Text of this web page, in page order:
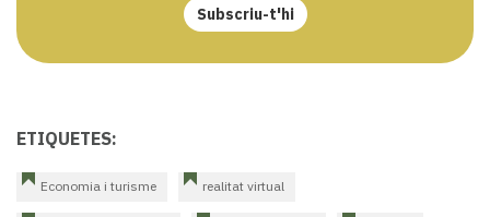
Subscriu-t'hi
ETIQUETES:
Economia i turisme realitat virtual